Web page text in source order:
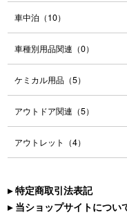
車中泊 （10）
車種別用品関連 （0）
ケミカル用品 （5）
アウトドア関連 （5）
アウトレット （4）
▸ 特定商取引法表記
▸ 当ショップサイトについ